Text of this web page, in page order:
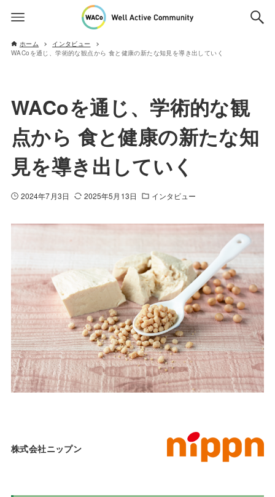
ホーム
インタビュー
WACoを通じ、学術的な観点から 食と健康の新たな知見を導き出していく
WACoを通じ、学術的な観
点から 食と健康の新たな知
見を導き出していく
2024年7月3日 2025年5月13日 インタビュー
株式会社ニップン